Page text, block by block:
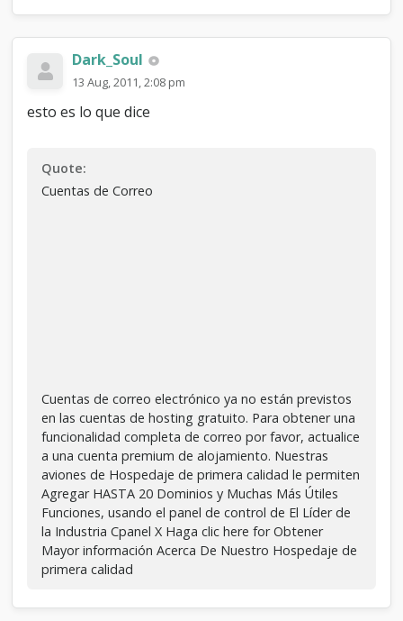
Dark_Soul
13 Aug, 2011, 2:08 pm
esto es lo que dice
Quote:
Cuentas de Correo
Cuentas de correo electrónico ya no están previstos
en las cuentas de hosting gratuito. Para obtener una
funcionalidad completa de correo por favor, actualice
a una cuenta premium de alojamiento. Nuestras
aviones de Hospedaje de primera calidad le permiten
Agregar HASTA 20 Dominios y Muchas Más Útiles
Funciones, usando el panel de control de El Líder de
la Industria Cpanel X Haga clic here for Obtener
Mayor información Acerca De Nuestro Hospedaje de
primera calidad